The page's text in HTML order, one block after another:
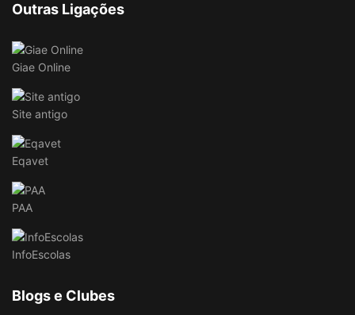
Outras Ligações
Giae Online
Site antigo
Eqavet
PAA
InfoEscolas
Blogs e Clubes